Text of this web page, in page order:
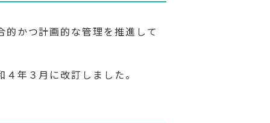
かつ計画的な管理を推進して
年３月に改訂しました。